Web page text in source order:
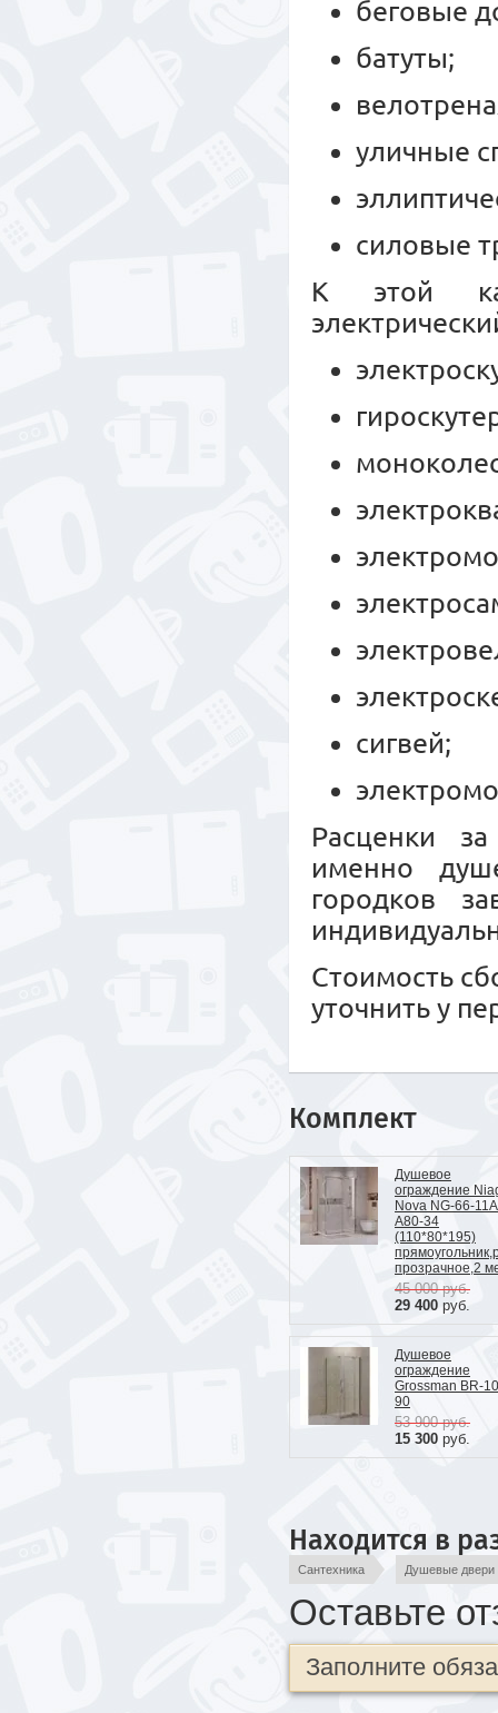
беговые
батуты;
уличные
силовые
К этой
сигвей;
Расценки
именно
городков
Стоимость
уточнить у
Комплект
Душевое
ограждение
Nova NG-66-
A80-34
(110*80*195)
прозрачное,2
45 000руб.
29 400 руб.
Душевое
ограждение
Grossman BR-
90
53 900руб.
15 300 руб.
Находится в
Сантехника Душевые двери
Оставьте
Заполните